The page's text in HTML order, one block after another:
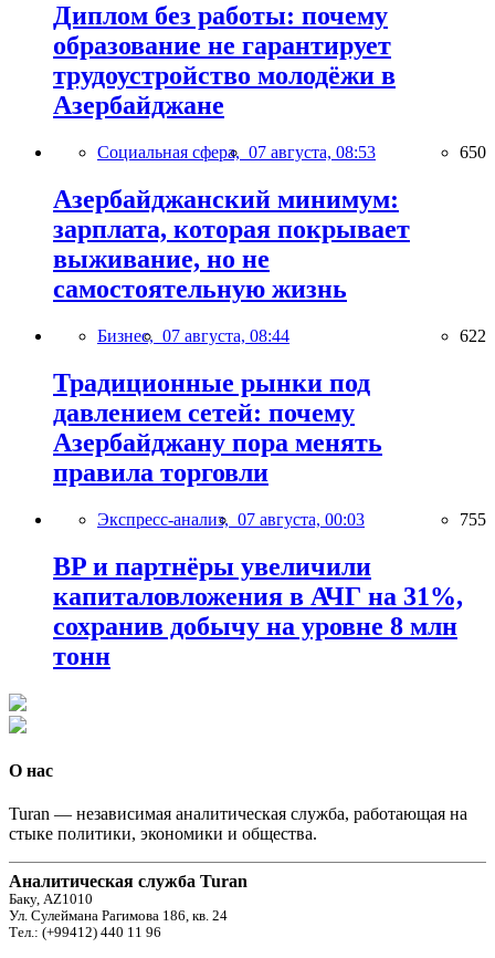
Диплом без работы: почему
образование не гарантирует
трудоустройство молодёжи в
Азербайджане
Социальная сфера, 07 августа, 08:53 650
Азербайджанский минимум:
зарплата, которая покрывает
выживание, но не
самостоятельную жизнь
Бизнес, 07 августа, 08:44 622
Традиционные рынки под
давлением сетей: почему
Азербайджану пора менять
правила торговли
Экспресс-анализ, 07 августа, 00:03 755
BP и партнёры увеличили
капиталовложения в АЧГ на 31%,
сохранив добычу на уровне 8 млн
тонн
О нас
Turan — независимая аналитическая служба, работающая на
стыке политики, экономики и общества.
Аналитическая служба Turan
Баку, AZ1010
Ул. Сулеймана Рагимова 186, кв. 24
Тел.: (+99412) 440 11 96